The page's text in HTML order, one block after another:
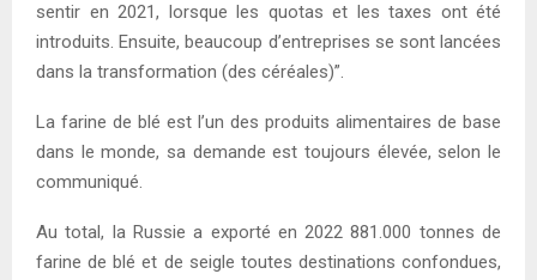
sentir en 2021, lorsque les quotas et les taxes ont été
introduits. Ensuite, beaucoup d’entreprises se sont lancées
dans la transformation (des céréales)”.
La farine de blé est l’un des produits alimentaires de base
dans le monde, sa demande est toujours élevée, selon le
communiqué.
Au total, la Russie a exporté en 2022 881.000 tonnes de
farine de blé et de seigle toutes destinations confondues,